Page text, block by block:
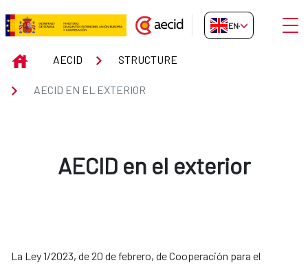
Skip to Main Content
Aecid en el Exterior
EN-GB
INICIOAECID STRUCTURE
AECID EN EL EXTERIOR
AECID en el exterior
La Ley 1/2023, de 20 de febrero, de Cooperación para el